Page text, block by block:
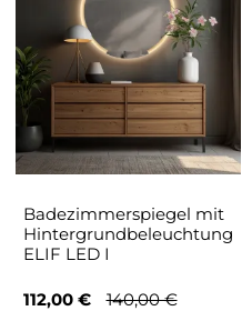
Badezimmerspiegel mit
Hintergrundbeleuchtung
ELIF LED I
112,00 € 140,00 €